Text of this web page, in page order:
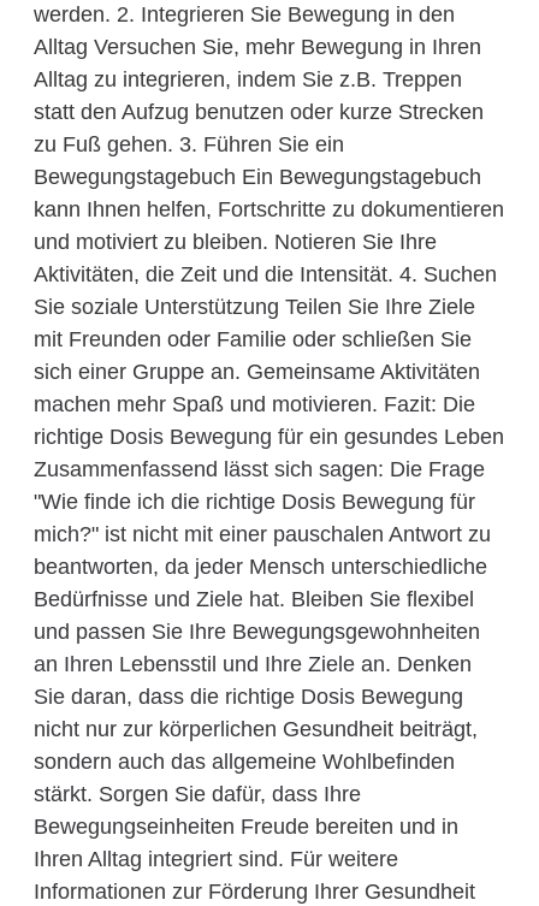
werden. 2. Integrieren Sie Bewegung in den
Alltag Versuchen Sie, mehr Bewegung in Ihren
Alltag zu integrieren, indem Sie z.B. Treppen
statt den Aufzug benutzen oder kurze Strecken
zu Fuß gehen. 3. Führen Sie ein
Bewegungstagebuch Ein Bewegungstagebuch
kann Ihnen helfen, Fortschritte zu dokumentieren
und motiviert zu bleiben. Notieren Sie Ihre
Aktivitäten, die Zeit und die Intensität. 4. Suchen
Sie soziale Unterstützung Teilen Sie Ihre Ziele
mit Freunden oder Familie oder schließen Sie
sich einer Gruppe an. Gemeinsame Aktivitäten
machen mehr Spaß und motivieren. Fazit: Die
richtige Dosis Bewegung für ein gesundes Leben
Zusammenfassend lässt sich sagen: Die Frage
"Wie finde ich die richtige Dosis Bewegung für
mich?" ist nicht mit einer pauschalen Antwort zu
beantworten, da jeder Mensch unterschiedliche
Bedürfnisse und Ziele hat. Bleiben Sie flexibel
und passen Sie Ihre Bewegungsgewohnheiten
an Ihren Lebensstil und Ihre Ziele an. Denken
Sie daran, dass die richtige Dosis Bewegung
nicht nur zur körperlichen Gesundheit beiträgt,
sondern auch das allgemeine Wohlbefinden
stärkt. Sorgen Sie dafür, dass Ihre
Bewegungseinheiten Freude bereiten und in
Ihren Alltag integriert sind. Für weitere
Informationen zur Förderung Ihrer Gesundheit